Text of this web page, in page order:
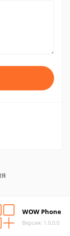
WOW Phone
Версия: 1.0.0.0